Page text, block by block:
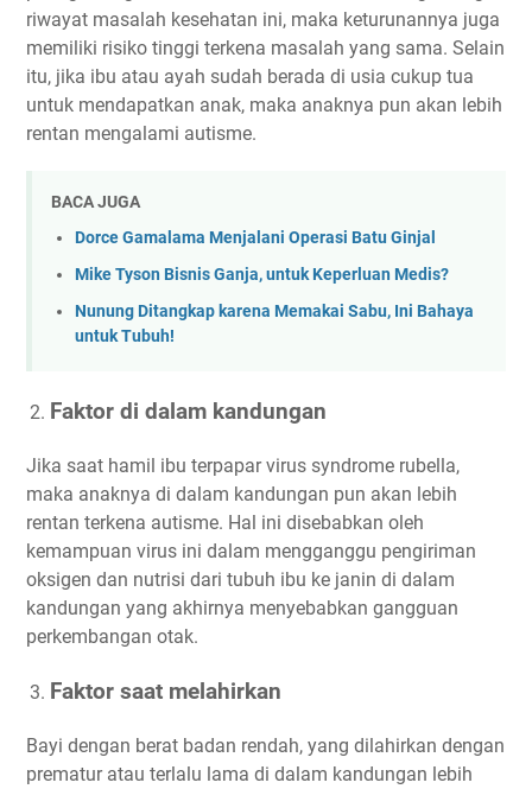
riwayat masalah kesehatan ini, maka keturunannya juga
memiliki risiko tinggi terkena masalah yang sama. Selain
itu, jika ibu atau ayah sudah berada di usia cukup tua
untuk mendapatkan anak, maka anaknya pun akan lebih
rentan mengalami autisme.
BACA JUGA
Dorce Gamalama Menjalani Operasi Batu Ginjal
Mike Tyson Bisnis Ganja, untuk Keperluan Medis?
Nunung Ditangkap karena Memakai Sabu, Ini Bahaya
untuk Tubuh!
Faktor di dalam kandungan
Jika saat hamil ibu terpapar virus syndrome rubella,
maka anaknya di dalam kandungan pun akan lebih
rentan terkena autisme. Hal ini disebabkan oleh
kemampuan virus ini dalam mengganggu pengiriman
oksigen dan nutrisi dari tubuh ibu ke janin di dalam
kandungan yang akhirnya menyebabkan gangguan
perkembangan otak.
Faktor saat melahirkan
Bayi dengan berat badan rendah, yang dilahirkan dengan
prematur atau terlalu lama di dalam kandungan lebih